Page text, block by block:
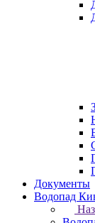
Документы
Водопад